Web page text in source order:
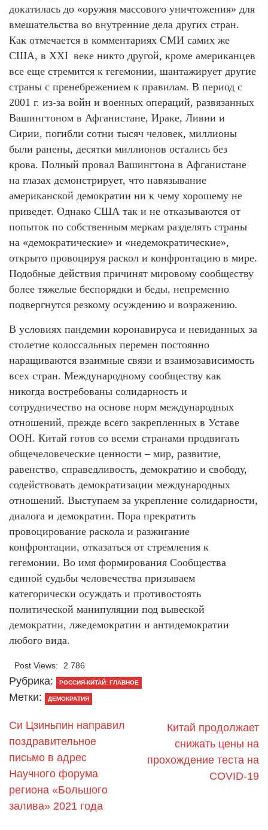
докатилась до «оружия массового уничтожения» для
вмешательства во внутренние дела других стран.
Как отмечается в комментариях СМИ самих же
США, в XXI веке никто другой, кроме американцев
все еще стремится к гегемонии, шантажирует другие
страны с пренебрежением к правилам. В период с
2001 г. из-за войн и военных операций, развязанных
Вашингтоном в Афганистане, Ираке, Ливии и
Сирии, погибли сотни тысяч человек, миллионы
были ранены, десятки миллионов остались без
крова. Полный провал Вашингтона в Афганистане
на глазах демонстрирует, что навязывание
американской демократии ни к чему хорошему не
приведет. Однако США так и не отказываются от
попыток по собственным меркам разделять страны
на «демократические» и «недемократические»,
открыто провоцируя раскол и конфронтацию в мире.
Подобные действия причинят мировому сообществу
более тяжелые беспорядки и беды, непременно
подвергнутся резкому осуждению и возражению.
В условиях пандемии коронавируса и невиданных за
столетие колоссальных перемен постоянно
наращиваются взаимные связи и взаимозависимость
всех стран. Международному сообществу как
никогда востребованы солидарность и
сотрудничество на основе норм международных
отношений, прежде всего закрепленных в Уставе
ООН. Китай готов со всеми странами продвигать
общечеловеческие ценности – мир, развитие,
равенство, справедливость, демократию и свободу,
содействовать демократизации международных
отношений. Выступаем за укрепление солидарности,
диалога и демократии. Пора прекратить
провоцирование раскола и разжигание
конфронтации, отказаться от стремления к
гегемонии. Во имя формирования Сообщества
единой судьбы человечества призываем
категорически осуждать и противостоять
политической манипуляции под вывеской
демократии, лжедемократии и антидемократии
любого вида.
Post Views: 2 786
Рубрика: РОССИЯ-КИТАЙ: ГЛАВНОЕ
Метки: ДЕМОКРАТИЯ
Си Цзиньпин направил
поздравительное
письмо в адрес
Научного форума
региона «Большого
залива» 2021 года
Китай продолжает
снижать цены на
прохождение теста на
COVID-19